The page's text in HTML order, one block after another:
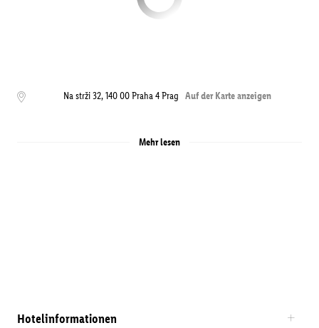
Na strži 32,140 00 Praha 4 Prag Auf der Karte anzeigen
Mehr lesen
Hotelinformationen